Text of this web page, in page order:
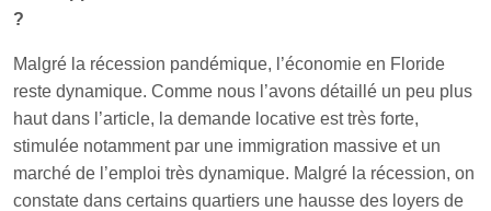
?
Malgré la récession pandémique, l’économie en Floride
reste dynamique. Comme nous l’avons détaillé un peu plus
haut dans l’article, la demande locative est très forte,
stimulée notamment par une immigration massive et un
marché de l’emploi très dynamique. Malgré la récession, on
constate dans certains quartiers une hausse des loyers de